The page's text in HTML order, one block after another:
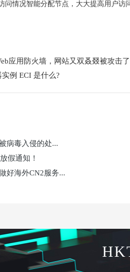
问情况智能分配节点，大大提高用户
应用防火墙，网站又双叒叕被攻击了
例 ECI 是什么?
病毒入侵的处...
假通知！
好海外CN2服务...